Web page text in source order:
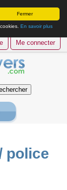
Fermer
En savoir plus
Me connecter
police